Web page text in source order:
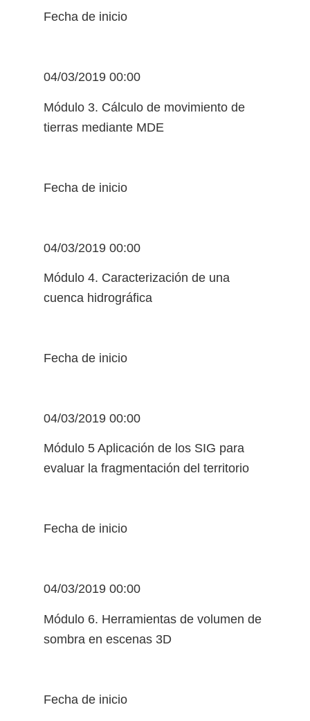
Fecha de inicio
04/03/2019 00:00
Módulo 3. Cálculo de movimiento de
tierras mediante MDE
Fecha de inicio
04/03/2019 00:00
Módulo 4. Caracterización de una
cuenca hidrográfica
Fecha de inicio
04/03/2019 00:00
Módulo 5 Aplicación de los SIG para
evaluar la fragmentación del territorio
Fecha de inicio
04/03/2019 00:00
Módulo 6. Herramientas de volumen de
sombra en escenas 3D
Fecha de inicio